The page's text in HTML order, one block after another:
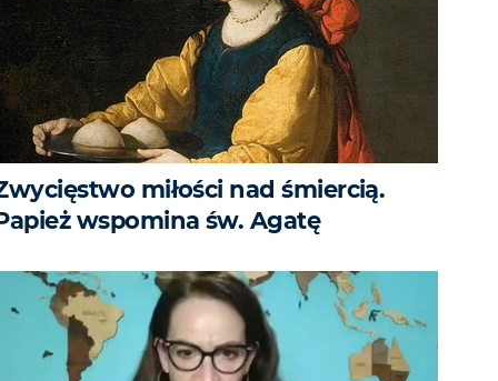
miłości nad śmiercią.
wspomina św. Agatę